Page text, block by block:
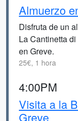
Almuerzo
Disfruta de un
La Cantinetta
en Greve.
25€, 1 hora
4:00PM
Visita a la
Greve